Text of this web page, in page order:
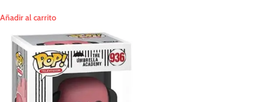
Añadir al carrito